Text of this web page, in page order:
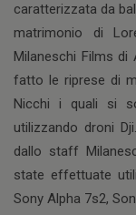
caratterizzata da
matrimonio di
Milaneschi Films di
fatto le riprese di
Nicchi i quali si
utilizzando droni
dallo staff
state effettuate
Sony Alpha 7s2,